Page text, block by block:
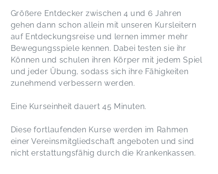
Größere Entdecker zwischen 4 und 6 Jahren
gehen dann schon allein mit unseren Kursleitern
auf Entdeckungsreise und lernen immer mehr
Bewegungsspiele kennen. Dabei testen sie ihr
Können und schulen ihren Körper mit jedem Spiel
und jeder Übung, sodass sich ihre Fähigkeiten
zunehmend verbessern werden.
Eine Kurseinheit dauert 45 Minuten.
Diese fortlaufenden Kurse werden im Rahmen
einer Vereinsmitgliedschaft angeboten und sind
nicht erstattungsfähig durch die Krankenkassen.